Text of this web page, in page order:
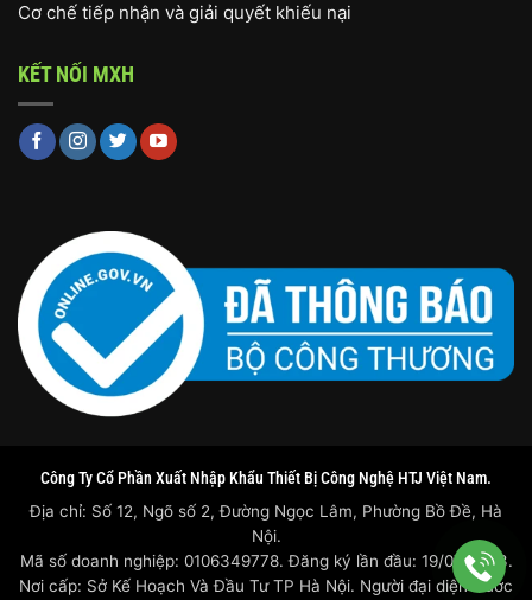
Cơ chế tiếp nhận và giải quyết khiếu nại
KẾT NỐI MXH
Công Ty Cổ Phần Xuất Nhập Khẩu Thiết Bị Công Nghệ HTJ Việt Nam.
Địa chỉ: Số 12, Ngõ số 2, Đường Ngọc Lâm, Phường Bồ Đề, Hà
Nội.
Mã số doanh nghiệp: 0106349778. Đăng ký lần đầu: 19/07/2023.
Nơi cấp: Sở Kế Hoạch Và Đầu Tư TP Hà Nội. Người đại diện trước